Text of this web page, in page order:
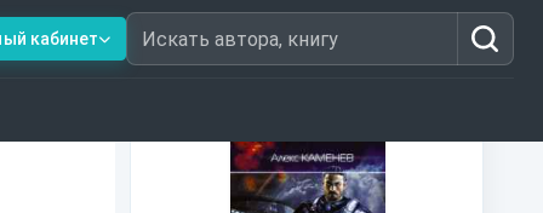
кабинет Искать автора, книгу
Книги из топ-100